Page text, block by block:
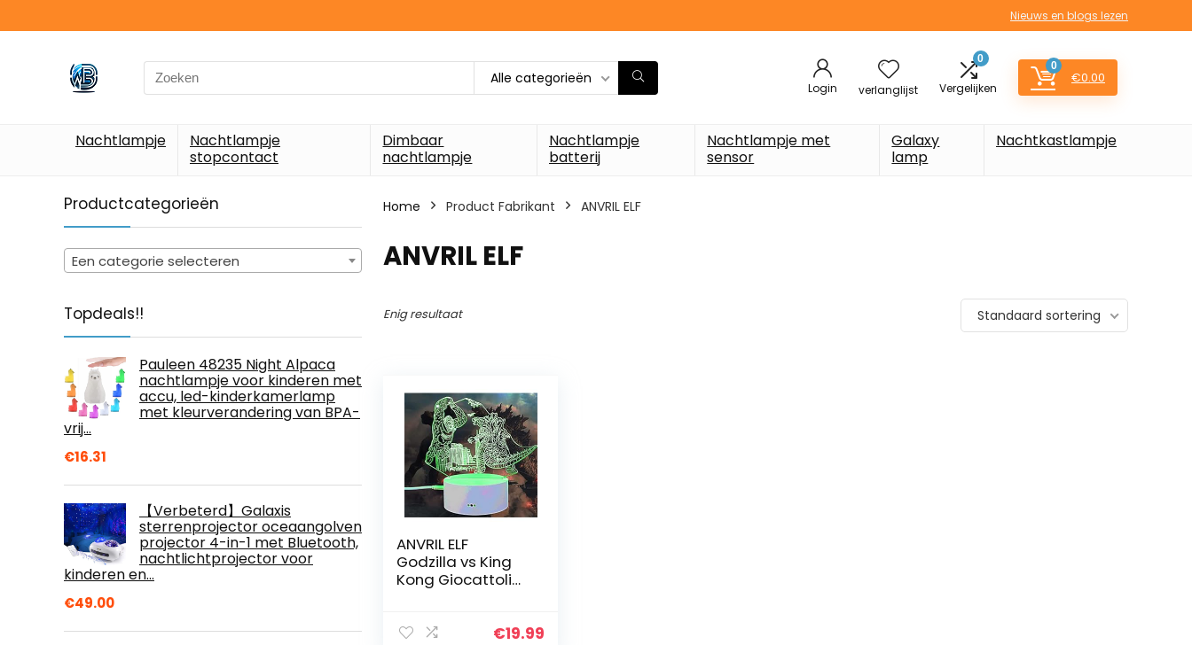
Nieuws en blogs lezen
Search
for:
Alle categorieën
Login verlanglijst
0
Vergelijken
0
€0.00
Nachtlampje
Nachtlampje
stopcontact
Dimbaar
nachtlampje
Nachtlampje
batterij
Nachtlampje met
sensor
Galaxy
lamp
Nachtkastlampje
Productcategorieën
Een categorie selecteren
Topdeals!!
Pauleen 48235 Night Alpaca
nachtlampje voor kinderen met
accu, led-kinderkamerlamp
met kleurverandering van BPA-
vrij…
€16.31
【Verbeterd】Galaxis
sterrenprojector oceaangolven
projector 4-in-1 met Bluetooth,
nachtlichtprojector voor
kinderen en…
€49.00
Home Product Fabrikant ‎ANVRIL ELF
‎ANVRIL ELF
Enig resultaat Standaard sortering
ANVRIL ELF
Godzilla vs King
Kong Giocattoli
vrachtwagen,€19.99